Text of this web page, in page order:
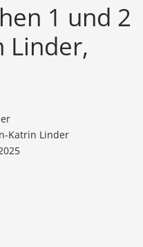
1 und 2
Linder,
Katrin Linder